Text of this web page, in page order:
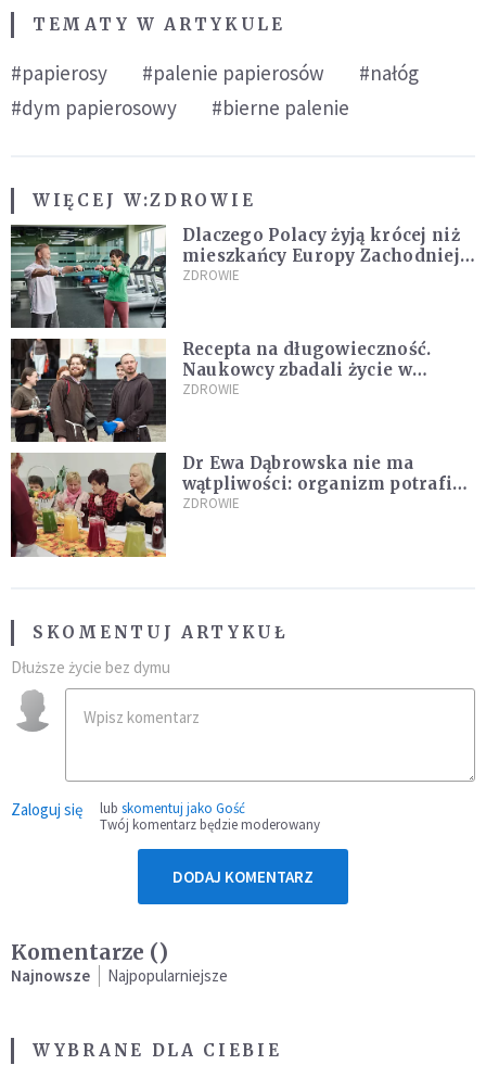
TEMATY W ARTYKULE
#papierosy #palenie papierosów
#nałóg
#dym papierosowy
#bierne palenie
WIĘCEJ W:ZDROWIE
Dlaczego Polacy żyją krócej niż
mieszkańcy Europy Zachodniej?
Ekspertka wskazuje główne
ZDROWIE
Recepta na długowieczność.
Naukowcy zbadali życie w
klasztorach
ZDROWIE
Dr Ewa Dąbrowska nie ma
wątpliwości: organizm potrafi
leczyć się sam
ZDROWIE
SKOMENTUJ ARTYKUŁ
Dłuższe życie bez dymu
Zaloguj się lub skomentuj jako Gość
Twój komentarz będzie moderowany
DODAJ KOMENTARZ
Komentarze ()
Najnowsze Najpopularniejsze
WYBRANE DLA CIEBIE